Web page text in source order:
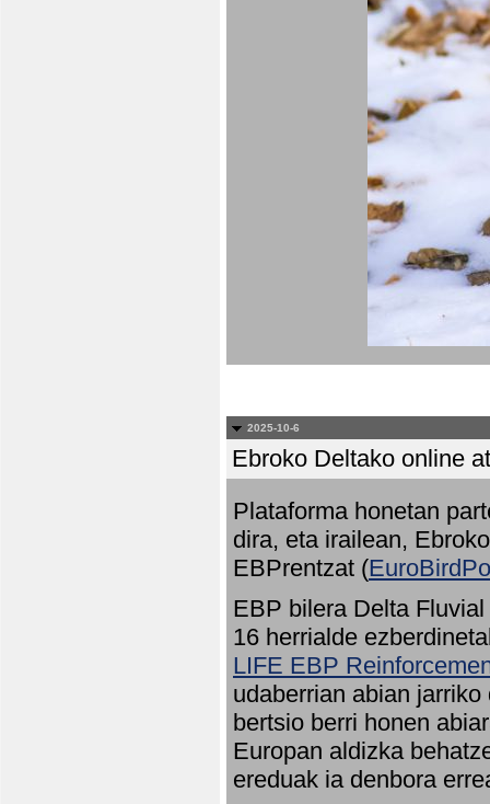
2025-10-6
Ebroko Deltako online
Plataforma honetan
dira, eta irailean,
EBPrentzat (
EBP bilera Delta
16 herrialde
LIFE EBP
udaberrian abian
bertsio berri honen
Europan aldizka
ereduak ia denbora